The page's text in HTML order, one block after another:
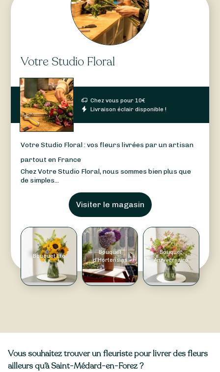
Votre Studio Floral
Chez vous pour10€
Livraison éclair disponible !
Votre Studio Floral : vos fleurs livrées par un artisan
partout en France
Chez Votre Studio Floral, nous sommes bien plus que
de simples...
Visiter le magasin
Bouquet Été
Bouquet
d'Hortensias
Bouquet
Anniversaire
Vous souhaitez trouver un fleuriste pour livrer des fleurs
ailleurs qu’à Saint-Médard-en-Forez ?